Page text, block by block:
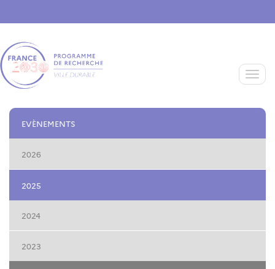
EVÈNEMENTS
2026
2025
2024
2023